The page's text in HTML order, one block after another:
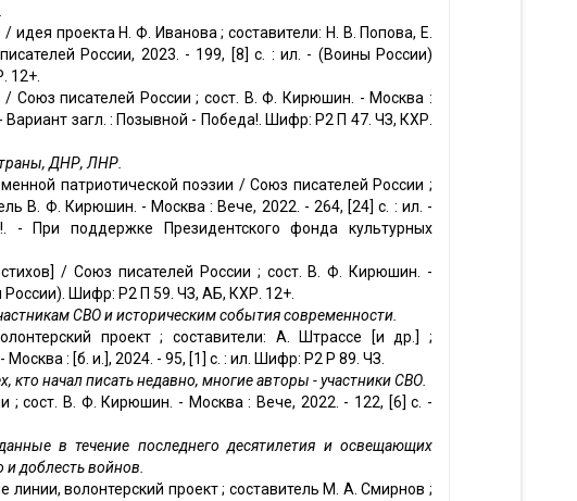
проекта Н. Ф. Иванова ; составители: Н. В. Попова, Е.
России, 2023. - 199, [8] с. : ил. - (Воины России)
12+.
/ Союз писателей России ; сост. В. Ф. Кирюшин. - Москва :
Вариант загл. : Позывной - Победа!. Шифр: Р2 П 47. ЧЗ, КХР.
ДНР, ЛНР.
патриотической поэзии / Союз писателей России ;
В. Ф. Кирюшин. - Москва : Вече, 2022. - 264, [24] с. : ил. -
- При поддержке Президентского фонда культурных
/ Союз писателей России ; сост. В. Ф. Кирюшин. -
России). Шифр: Р2 П 59. ЧЗ, АБ, КХР. 12+.
СВО и историческим события современности.
проект ; составители: А. Штрассе [и др.] ;
: [б. и.], 2024. - 95, [1] с. : ил. Шифр: Р2 Р 89. ЧЗ.
кто начал писать недавно, многие авторы - участники СВО.
; сост. В. Ф. Кирюшин. - Москва : Вече, 2022. - 122, [6] с. -
в течение последнего десятилетия и освещающих
доблесть войнов.
волонтерский проект ; составитель М. А. Смирнов ;